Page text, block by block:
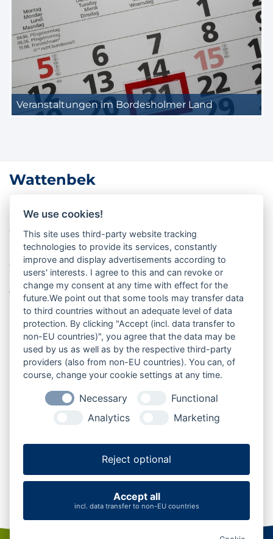
Veranstaltungen im Bordesholmer Land
Wattenbek
Wattenbek liegt im Amt Bordesholm im Kreis
Rendsburg-Eckernförde in Schleswig-Holstein und
gehört zum Bordesholmer Land. Direkt bei Bordesholm
und mit guter Anbindung nach Kiel und Neumünster
verbindet die Gemeinde kurze Wege, ländliche
Umgebung und Ausflugsmöglichkeiten im südlichen
Mittelholstein.
Büdelsdorf
Neumünster
Aukrug
Bordesholm
Hohenwestedt
Fockbek
Jevenstedt
We use cookies!
This site uses third-party website tracking
technologies to provide its services, constantly
improve and display advertisements according to
users' interests. I agree to this and can revoke or
change my consent at any time with effect for the
future.We point out that some tools may transfer data
to third countries without an adequate level of data
protection. By clicking "Accept (incl. data transfer to
non-EU countries)", you agree that the data may be
used by us as well as by the respective third-party
providers (also from non-EU countries). You can, of
course, change your cookie settings at any time.
Necessary
Functional
Analytics
Marketing
Reject optional
Accept all
incl. data transfer to non-EU countries